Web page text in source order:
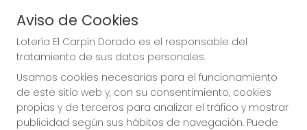
Sorteo del día 10-08-2026
20.000€
JUGAR EURODREAMS
Aviso de Cookies
Lotería El Carpín Dorado es el responsable del
tratamiento de sus datos personales.
Usamos cookies necesarias para el funcionamiento
de este sitio web y, con su consentimiento, cookies
propias y de terceros para analizar el tráfico y mostrar
publicidad según sus hábitos de navegación. Puede